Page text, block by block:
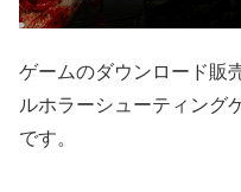
ゲームのダウンロード販
ルホラーシューティング
です。